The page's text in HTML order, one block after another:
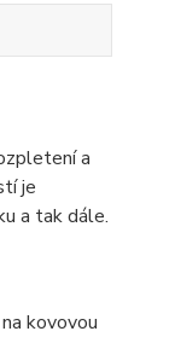
a
je
a tak dále.
kovovou